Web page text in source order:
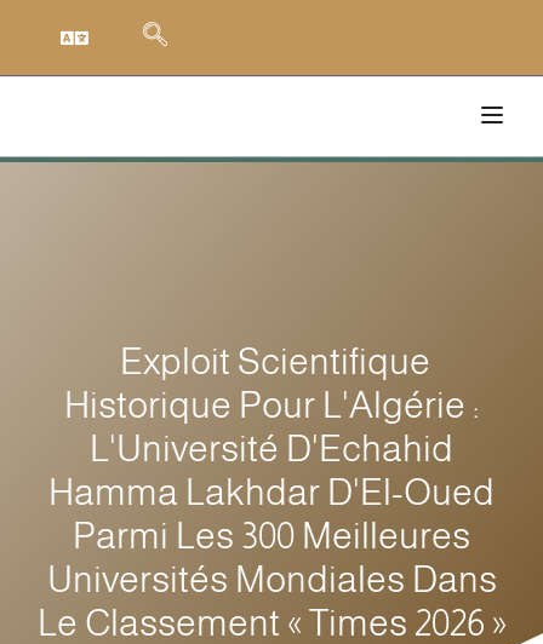
Exploit Scientifique
Historique Pour L'Algérie :
L'Université D'Echahid
Hamma Lakhdar D'El-Oued
Parmi Les 300 Meilleures
Universités Mondiales Dans
Le Classement « Times 2026 »